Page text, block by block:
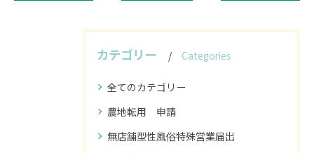
カテゴリー Categories
全てのカテゴリー
農地転用 申請
無店舗型性風俗特殊営業届出